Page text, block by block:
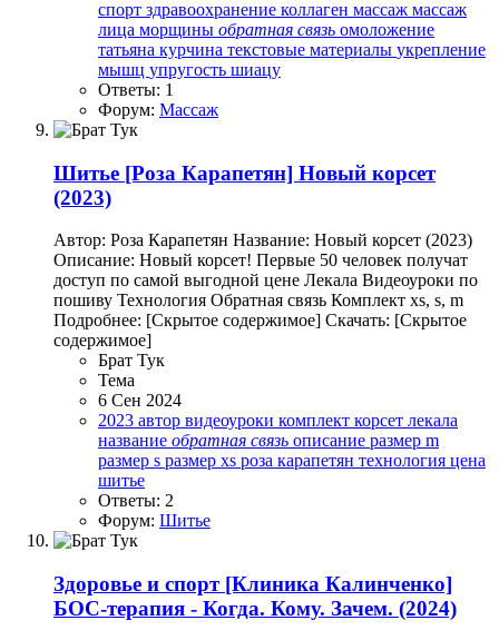
спорт здравоохранение коллаген массаж массаж
лица морщины обратная связь омоложение
татьяна курчина текстовые материалы укрепление
мышц упругость шиацу
Ответы: 1
Форум: Массаж
Шитье [Роза Карапетян] Новый корсет
(2023)
Автор: Роза Карапетян Название: Новый корсет (2023)
Описание: Новый корсет! Первые 50 человек получат
доступ по самой выгодной цене Лекала Видеоуроки по
пошиву Технология Обратная связь Комплект xs, s, m
Подробнее: [Скрытое содержимое] Скачать: [Скрытое
содержимое]
Брат Тук
Тема
6 Сен 2024
2023 автор видеоуроки комплект корсет лекала
название обратная связь описание размер m
размер s размер xs роза карапетян технология цена
шитье
Ответы: 2
Форум: Шитье
Здоровье и спорт [Клиника Калинченко]
БОС-терапия - Когда. Кому. Зачем. (2024)